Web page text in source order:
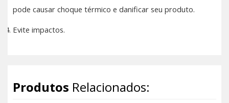
pode causar choque térmico e danificar seu produto.
Evite impactos.
Produtos Relacionados: